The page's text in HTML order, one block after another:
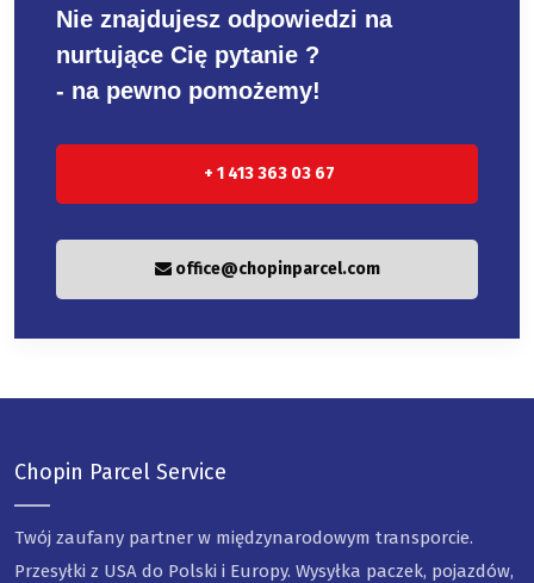
Nie znajdujesz odpowiedzi na
nurtujące Cię pytanie ?
- na pewno pomożemy!
+ 1 413 363 03 67
office@chopinparcel.com
Chopin Parcel Service
Twój zaufany partner w międzynarodowym transporcie.
Przesyłki z USA do Polski i Europy. Wysyłka paczek, pojazdów,